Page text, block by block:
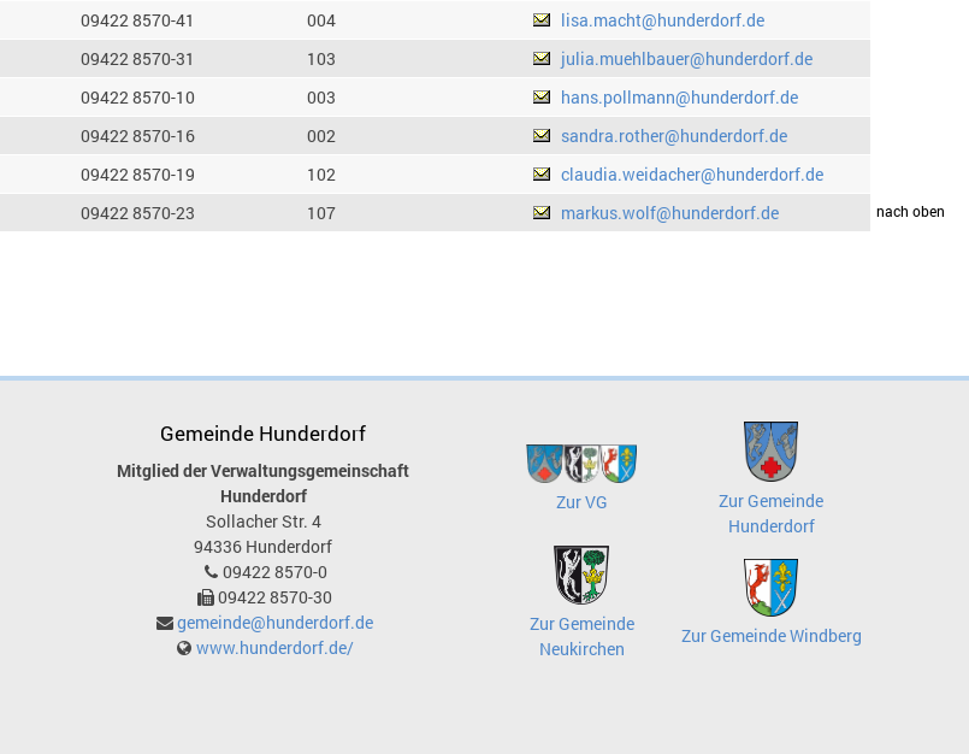
09422 8570-41 004
lisa.macht@hunderdorf.de
09422 8570-31 103
julia.muehlbauer@hunderdorf.de
09422 8570-10 003
hans.pollmann@hunderdorf.de
09422 8570-16 002
sandra.rother@hunderdorf.de
09422 8570-19 102
claudia.weidacher@hunderdorf.de
09422 8570-23 107 markus.wolf@hunderdorf.dedrucken nach oben
Gemeinde Hunderdorf
Mitglied der Verwaltungsgemeinschaft
Hunderdorf
Sollacher Str. 4
94336 Hunderdorf
09422 8570-0
09422 8570-30
gemeinde@hunderdorf.de
www.hunderdorf.de/
Zur VG
Zur Gemeinde
Hunderdorf
Zur Gemeinde
Neukirchen
Zur Gemeinde Windberg